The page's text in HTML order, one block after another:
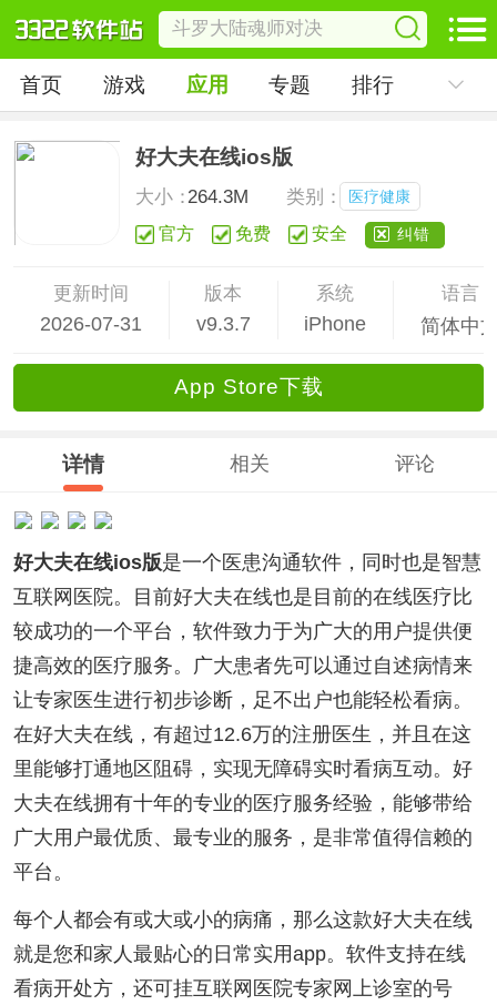
首页 游戏 应用 专题 排行
好大夫在线ios版
大小：264.3M 类别： 医疗健康
官方 免费 安全 纠错
更新时间
2026-07-31
版本
v9.3.7
系统
iPhone
语言
简体中
App Store下载
详情 相关 评论
好大夫在线ios版是一个医患沟通软件，同时也是智慧
互联网医院。目前好大夫在线也是目前的在线医疗比
较成功的一个平台，软件致力于为广大的用户提供便
捷高效的医疗服务。广大患者先可以通过自述病情来
让专家医生进行初步诊断，足不出户也能轻松看病。
在好大夫在线，有超过12.6万的注册医生，并且在这
里能够打通地区阻碍，实现无障碍实时看病互动。好
大夫在线拥有十年的专业的医疗服务经验，能够带给
广大用户最优质、最专业的服务，是非常值得信赖的
平台。
每个人都会有或大或小的病痛，那么这款好大夫在线
就是您和家人最贴心的日常实用app。软件支持在线
看病开处方，还可挂互联网医院专家网上诊室的号